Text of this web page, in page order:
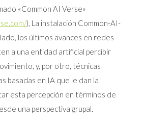
«Common AI Verse»
), La instalación Common-AI-
los últimos avances en redes
a una entidad artificial percibir
y, por otro, técnicas
basadas en IA que le dan la
esta percepción en términos de
una perspectiva grupal.